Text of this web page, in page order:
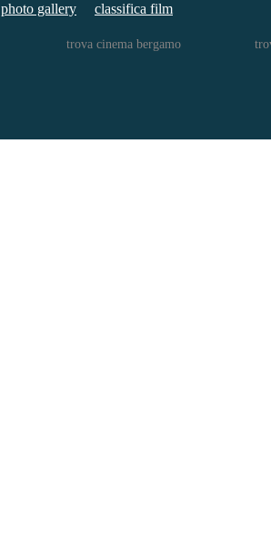
photo gallery classifica film
trova cinema bergamo